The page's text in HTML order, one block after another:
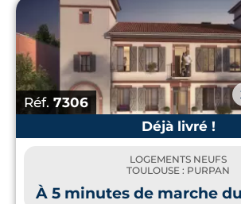
Réf. 7306
Déjà livré !
LOGEMENTS NEUFS
TOULOUSE : PURPAN
À 5 minutes de marche